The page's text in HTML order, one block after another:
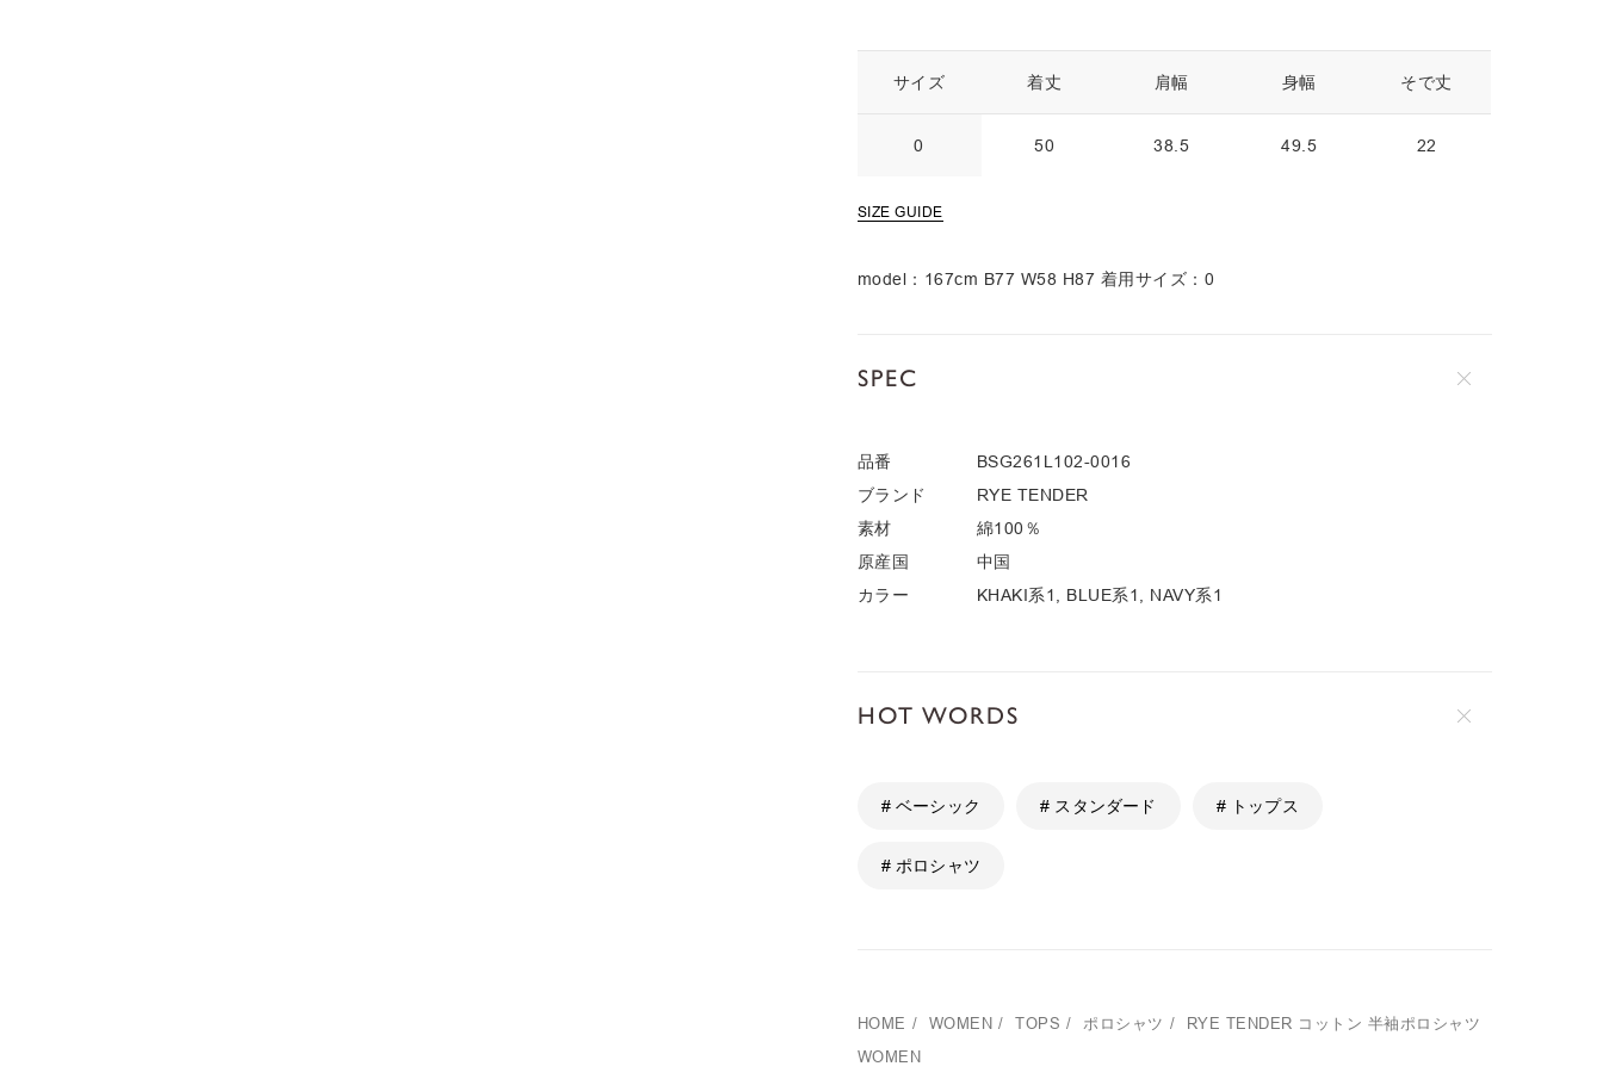
サイズ
0
着丈 肩幅 身幅 そで丈
50 38.5 49.5 22
SIZE GUIDE
model：167cm B77 W58 H87 着用サイズ：0
SPEC
品番
BSG261L102-0016
ブランド
RYE TENDER
素材
綿100％
原産国
中国
カラー
KHAKI系1, BLUE系1, NAVY系1
HOT WORDS
# ベーシック # スタンダード # トップス
# ポロシャツ
HOME / WOMEN / TOPS / ポロシャツ / RYE TENDER コットン 半袖ポロシャツ
WOMEN